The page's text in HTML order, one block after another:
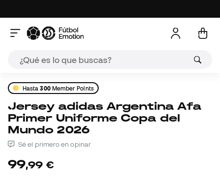
Hasta300Member Points
Jersey adidas Argentina Afa
Primer Uniforme Copa del
Mundo 2026
Sé el primero en opinar
99,99 €